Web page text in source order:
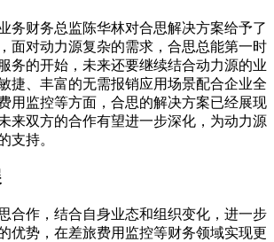
务财务总监陈华林对合思解决方案给予了
面对动力源复杂的需求，合思总能第一时
务的开始，未来还要继续结合动力源的业
捷、丰富的无需报销应用场景配合企业全
用监控等方面，合思的解决方案已经展现
来双方的合作有望进一步深化，为动力源
支持。
合作，结合自身业态和组织变化，进一步
优势，在差旅费用监控等财务领域实现更